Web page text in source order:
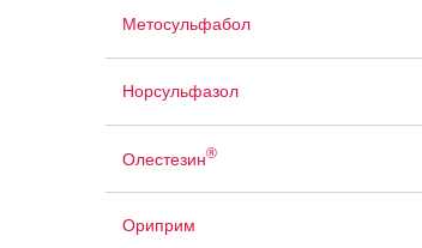
Метосульфабол
Норсульфазол
Олестезин®
Ориприм